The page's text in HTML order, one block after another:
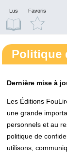
Lus Favoris
Politique
Dernière mise à
Les Éditions
une grande
personnels et au
politique de
utilisons,